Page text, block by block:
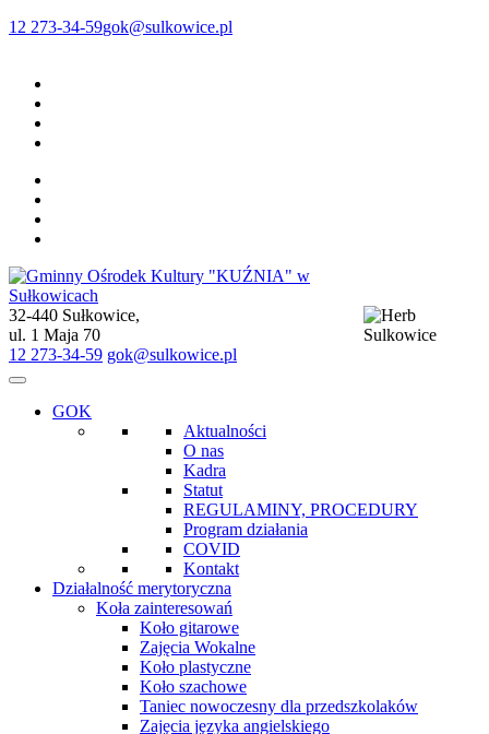
12 273-34-59gok@sulkowice.pl
Gminny Ośrodek Kultury "KUŹNIA" w Sułkowicach
32-440 Sułkowice,
ul. 1 Maja 70
12 273-34-59 gok@sulkowice.pl
GOK
Aktualności
O nas
Kadra
Statut
REGULAMINY, PROCEDURY
Program działania
COVID
Kontakt
Działalność merytoryczna
Koła zainteresowań
Koło gitarowe
Zajęcia Wokalne
Koło plastyczne
Koło szachowe
Taniec nowoczesny dla przedszkolaków
Zajęcia języka angielskiego